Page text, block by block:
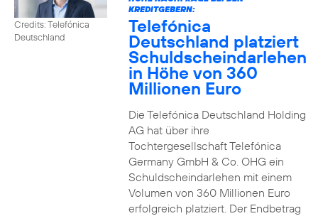
Credits: Telefónica
Deutschland
KREDITGEBERN:
Telefónica
Deutschland platziert
Schuldscheindarlehen
in Höhe von 360
Millionen Euro
Die Telefónica Deutschland Holding
AG hat über ihre
Tochtergesellschaft Telefónica
Germany GmbH & Co. OHG ein
Schuldscheindarlehen mit einem
Volumen von 360 Millionen Euro
erfolgreich platziert. Der Endbetrag